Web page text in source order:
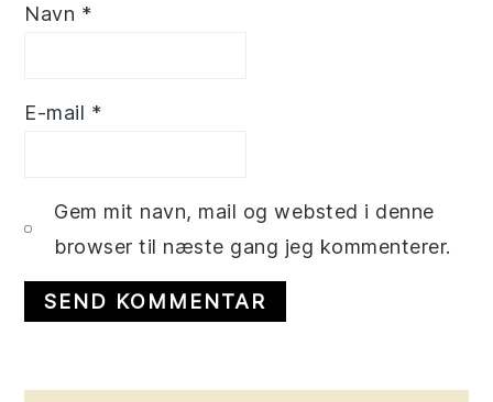
Navn *
E-mail *
Gem mit navn, mail og websted i denne
browser til næste gang jeg kommenterer.